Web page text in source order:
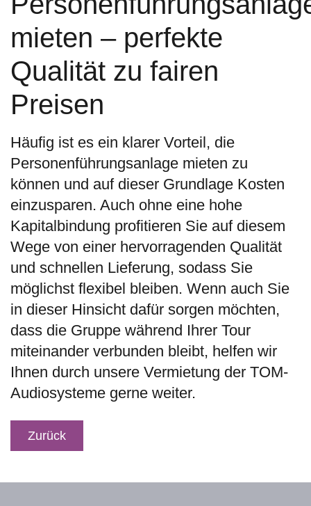
mieten – perfekte
Qualität zu fairen
Preisen
Häufig ist es ein klarer Vorteil, die
Personenführungsanlage mieten zu
können und auf dieser Grundlage Kosten
einzusparen. Auch ohne eine hohe
Kapitalbindung profitieren Sie auf diesem
Wege von einer hervorragenden Qualität
und schnellen Lieferung, sodass Sie
möglichst flexibel bleiben. Wenn auch Sie
in dieser Hinsicht dafür sorgen möchten,
dass die Gruppe während Ihrer Tour
miteinander verbunden bleibt, helfen wir
Ihnen durch unsere Vermietung der TOM-
Audiosysteme gerne weiter.
Zurück